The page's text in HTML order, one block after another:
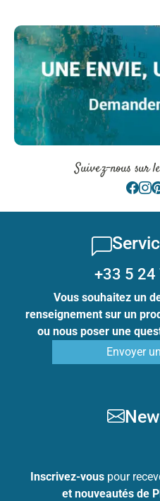
Suivez-nous sur
+33 5 24
Vous souhaitez un
renseignement sur un
ou nous poser une
Envoyer
Inscrivez-vouspour
et nouveautés de